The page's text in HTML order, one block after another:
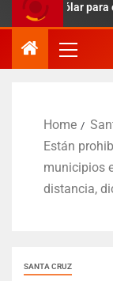
del dólar para este
Home
Están
municipios
distancia,
SANTA CRUZ